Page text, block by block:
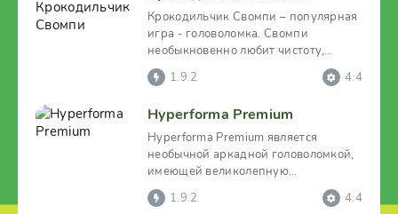
Крокодильчик Свомпи – популярная
игра - головоломка. Свомпи
необыкновенно любит чистоту,
вопреки тому, что он обитает в
1.9.2 4.4
Hyperforma Premium
Hyperforma Premium является
необычной аркадной головоломкой,
имеющей великолепную
атмосферную визуализацию.
Наличие у
1.9.2 4.4